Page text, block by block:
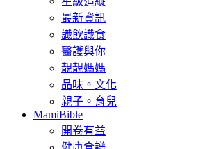
最新資訊
識飲識食
醫護與你
靚靚媽媽
品味。文化
親子。育兒
MamiBible
開卷有益